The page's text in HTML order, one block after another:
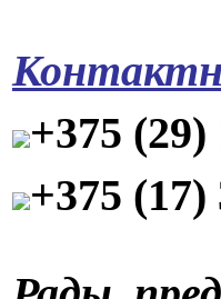
+375 (29)
+375 (17)